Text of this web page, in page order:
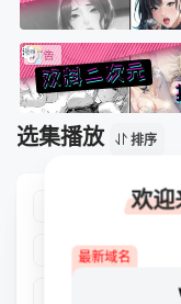
选集播放 排序
第05集
欢
最新域名